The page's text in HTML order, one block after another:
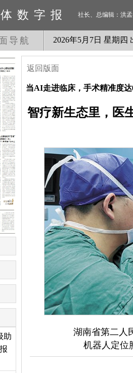
数字报 社长、总编辑：洪
导航 2026年5月 7日 星期 四
助
返回版面
当AI走进临床，手术精准度
智疗新生态里，医
湖南省第二人
机器人定位